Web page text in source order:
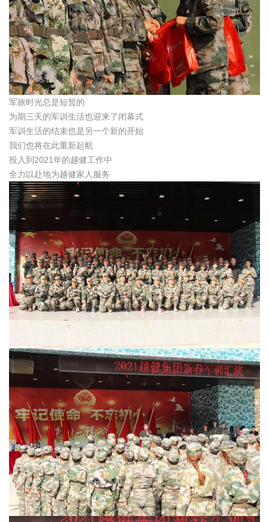
军旅时光总是短暂的
为期三天的军训生活也迎来了闭幕式
军训生活的结束也是另一个新的开始
我们也将在此重新起航
投入到2021年的越健工作中
全力以赴地为越健家人服务